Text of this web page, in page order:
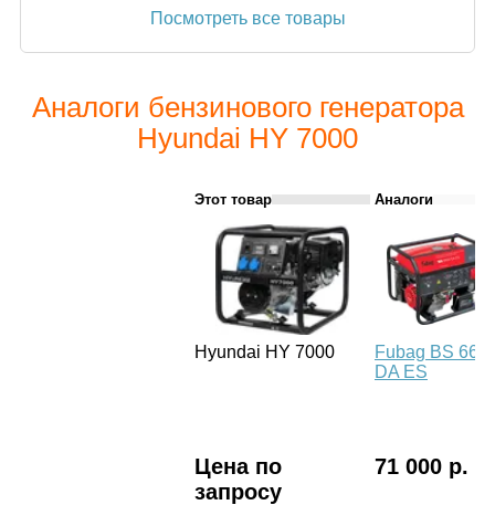
Посмотреть все товары
Аналоги бензинового генератора
Hyundai HY 7000
Этот товар Аналоги
Hyundai HY 7000
Fubag BS
DA ES
Цена по
запросу
71 000 р.